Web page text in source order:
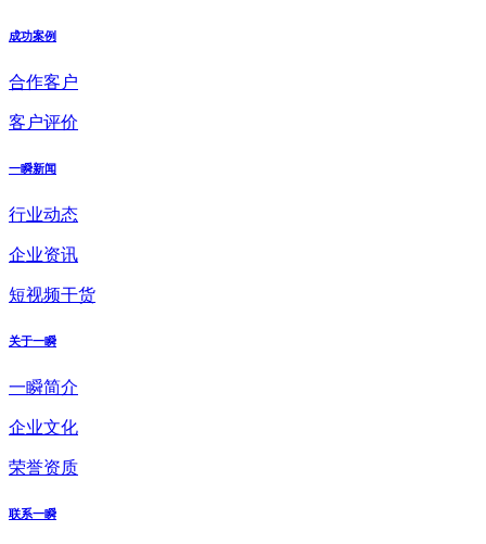
成功案例
合作客户
客户评价
一瞬新闻
行业动态
企业资讯
短视频干货
关于一瞬
一瞬简介
企业文化
荣誉资质
联系一瞬